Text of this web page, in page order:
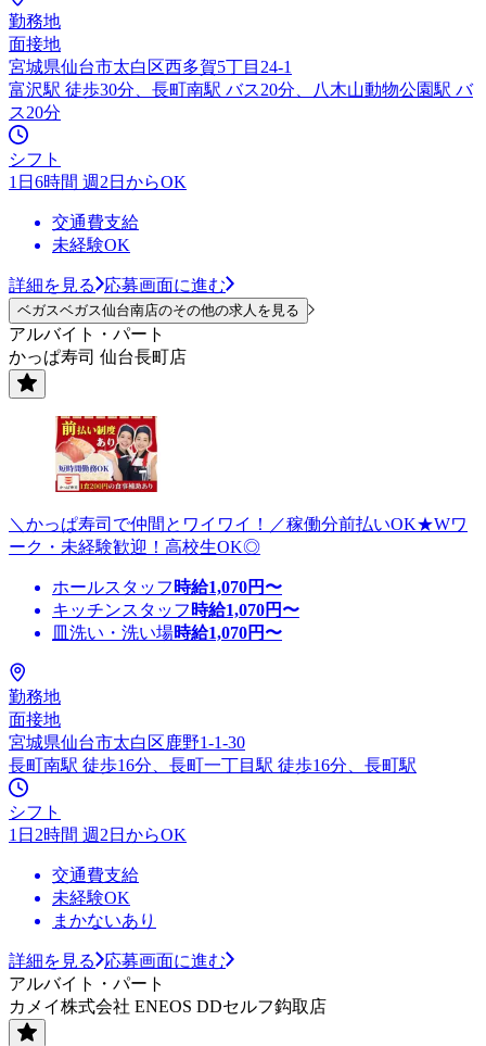
勤務地
面接地
宮城県仙台市太白区西多賀5丁目24-1
富沢駅 徒歩30分、長町南駅 バス20分、八木山動物公園駅 バ
ス20分
シフト
1日6時間 週2日からOK
交通費支給
未経験OK
詳細を見る 応募画面に進む
ベガスベガス仙台南店のその他の求人を見る
アルバイト・パート
かっぱ寿司 仙台長町店
＼かっぱ寿司で仲間とワイワイ！／稼働分前払いOK★Wワ
ーク・未経験歓迎！高校生OK◎
ホールスタッフ 時給1,070円〜
キッチンスタッフ 時給1,070円〜
皿洗い・洗い場時給1,070円〜
勤務地
面接地
宮城県仙台市太白区鹿野1-1-30
長町南駅 徒歩16分、長町一丁目駅 徒歩16分、長町駅
シフト
1日2時間 週2日からOK
交通費支給
未経験OK
まかないあり
詳細を見る
応募画面に進む
アルバイト・パート
カメイ株式会社 ENEOS DDセルフ鈎取店